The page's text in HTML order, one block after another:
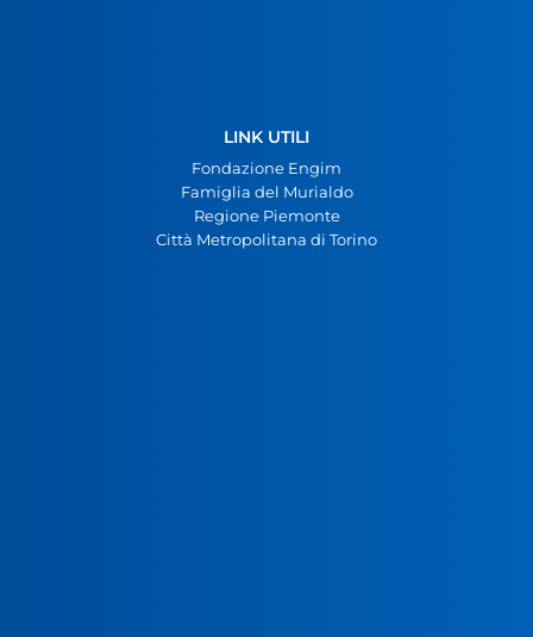
LINK UTILI
Fondazione Engim
Famiglia del Murialdo
Regione Piemonte
Città Metropolitana di Torino